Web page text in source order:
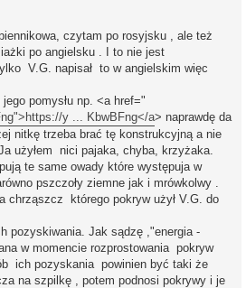
czytam po rosyjsku , ale też
po angielsku . I to nie jest
V.G. napisał to w angielskim więc
pomysłu np. <a href="
y ... KbwBFng</a> naprawdę da
nitkę trzeba brać tę konstrukcyjną a nie
użyłem nici pajaka, chyba, krzyżaka.
te same owady które występuja w
pszczoły ziemne jak i mrówkolwy .
chrząszcz którego pokryw użył V.G. do
pozyskiwania. Jak sądzę ,"energia -
w momencie rozprostowania pokryw
ich pozyskania powinien być taki że
na szpilkę , potem podnosi pokrywy i je